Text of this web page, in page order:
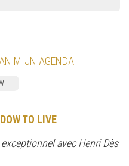
MIJN AGENDA
TO LIVE
avec Henri Dès